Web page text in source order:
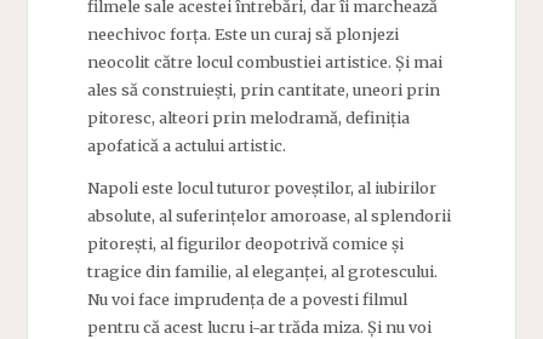
filmele sale acestei întrebări, dar îi marchează
neechivoc forța. Este un curaj să plonjezi
neocolit către locul combustiei artistice. Și mai
ales să construiești, prin cantitate, uneori prin
pitoresc, alteori prin melodramă, definiția
apofatică a actului artistic.
Napoli este locul tuturor poveștilor, al iubirilor
absolute, al suferințelor amoroase, al splendorii
pitorești, al figurilor deopotrivă comice și
tragice din familie, al eleganței, al grotescului.
Nu voi face imprudența de a povesti filmul
pentru că acest lucru i-ar trăda miza. Și nu voi